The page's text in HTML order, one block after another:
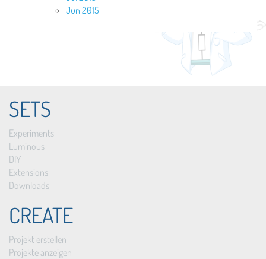
Jun 2015
SETS
Experiments
Luminous
DIY
Extensions
Downloads
CREATE
Projekt erstellen
Projekte anzeigen